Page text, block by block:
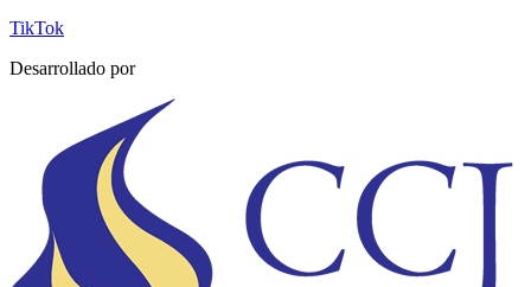
TikTok
Desarrollado por